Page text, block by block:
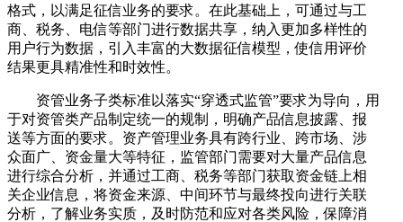
格式，以满足征信业务的要求。在此基础上，可通过与工
商、税务、电信等部门进行数据共享，纳入更加多样性的
用户行为数据，引入丰富的大数据征信模型，使信用评价
结果更具精准性和时效性。
资管业务子类标准以落实“穿透式监管”要求为导向，用
于对资管类产品制定统一的规制，明确产品信息披露、报
送等方面的要求。资产管理业务具有跨行业、跨市场、涉
众面广、资金量大等特征，监管部门需要对大量产品信息
进行综合分析，并通过工商、税务等部门获取资金链上相
关企业信息，将资金来源、中间环节与最终投向进行关联
分析，了解业务实质，及时防范和应对各类风险，保障消